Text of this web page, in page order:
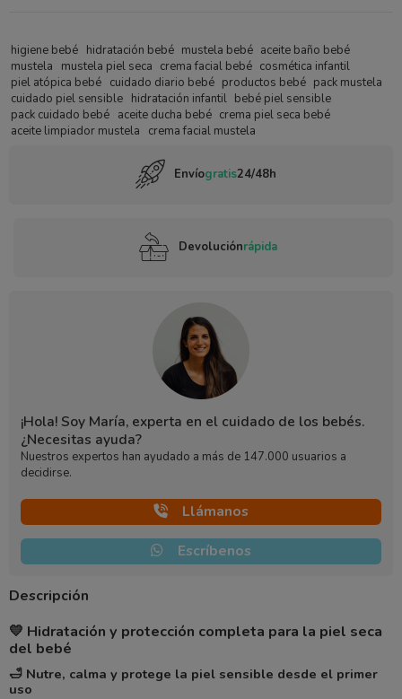
higiene bebé hidratación bebé mustela bebé aceite baño bebé
mustela
mustela piel seca crema facial bebé cosmética infantil
piel atópica bebé cuidado diario bebé productos bebé pack mustela
cuidado piel sensible hidratación infantil bebé piel sensible
pack cuidado bebé aceite ducha bebé crema piel seca bebé
aceite limpiador mustela
crema facial mustela
Envíogratis24/48h
Devoluciónrápida
¡Hola! Soy María, experta en el cuidado de los bebés.
¿Necesitas ayuda?
Nuestros expertos han ayudado a más de 147.000 usuarios a
decidirse.
Llámanos
Escríbenos
Descripción
💛 Hidratación y protección completa para la piel seca
del bebé
🛁 Nutre, calma y protege la piel sensible desde el primer
uso